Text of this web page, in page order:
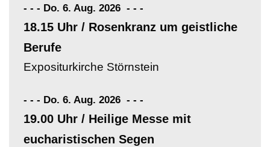
- - - Do. 6. Aug. 2026 - - -
18.15 Uhr / Rosenkranz um geistliche
Berufe
Expositurkirche Störnstein
- - - Do. 6. Aug. 2026 - - -
19.00 Uhr / Heilige Messe mit
eucharistischen Segen